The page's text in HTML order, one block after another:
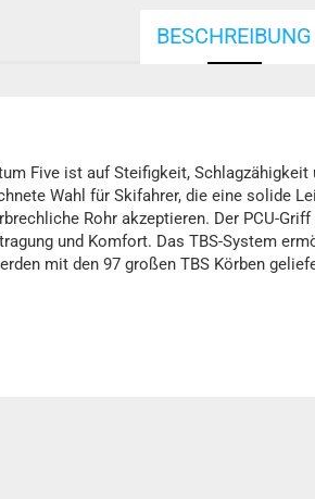
BESCHREIBUNG
Five ist auf Steifigkeit,
Wahl für Skifahrer, die eine solide
Rohr akzeptieren. Der PCU-
und Komfort. Das TBS-System
mit den 97 großen TBS Körben